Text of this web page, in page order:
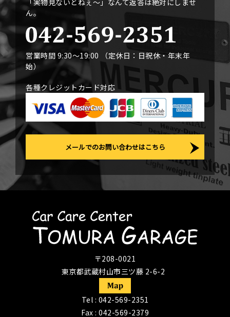
「実物見ないとねぇ〜」なんて返答は絶対にしませ
ん。
営業時間 9:30〜19:00 （定休日：日祝休・年末年
始）
各種クレジットカード対応
メールでのお問い合わせはこちら
〒208-0021
東京都武蔵村山市三ツ藤 2-6-2
Tel : 042-569-2351
Fax : 042-569-2379